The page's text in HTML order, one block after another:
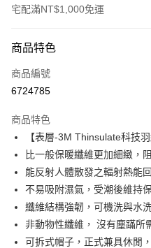
宅配滿NT$1,000免運
信用卡一次付款
LINE Pay
街口支付
悠遊付
AFTEE先享後付
相關說明
【關於「AFTEE先享後付」】
AFTEE先享後付是「在收到商品之
便利好安心！
ATM付款
商品特色
商品編號
6724785
商品特色
【表層-3M Thinsulate科技羽
比一般保暖纖維更加細緻，
能反射人體散發之輻射熱能
不易吸附濕氣，受潮後維持
纖維結構強韌，可機洗與水
非動物性纖維， 沒有塵蹣所
可拆式帽子，正式兼具休閒